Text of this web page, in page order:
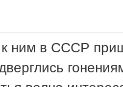
к ним в СССР